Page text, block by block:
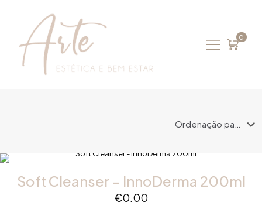
0
Soft Cleanser – InnoDerma 200ml
€0.00